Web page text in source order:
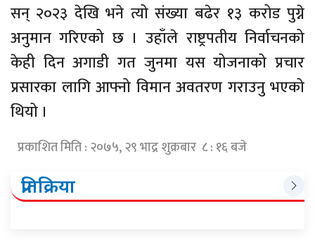
सन् २०२३ देखि भने त्यो संख्या बढेर १३ करोड पुग्ने
अनुमान गरिएको छ । उहाँले राष्ट्रपतीय निर्वाचनको
केही दिन अगाडी गत जुनमा यस योजनाको प्रचार
प्रसारका लागि आफ्नो विमान अवतरण गराउनु भएको
थियो ।
प्रकाशित मिति : २०७५, २९ भाद्र शुक्रबार ८ : १६ बजे
प्रतिक्रिया